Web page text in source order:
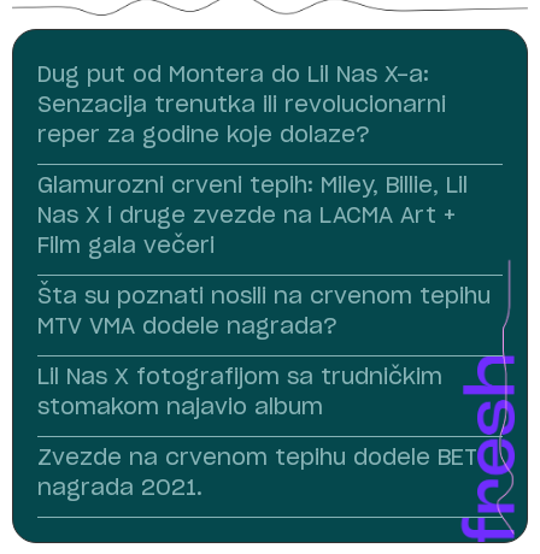
Dug put od Montera do Lil Nas X-a:
Senzacija trenutka ili revolucionarni
reper za godine koje dolaze?
Glamurozni crveni tepih: Miley, Billie, Lil
Nas X i druge zvezde na LACMA Art +
Film gala večeri
Šta su poznati nosili na crvenom tepihu
MTV VMA dodele nagrada?
Lil Nas X fotografijom sa trudničkim
stomakom najavio album
Zvezde na crvenom tepihu dodele BET
nagrada 2021.